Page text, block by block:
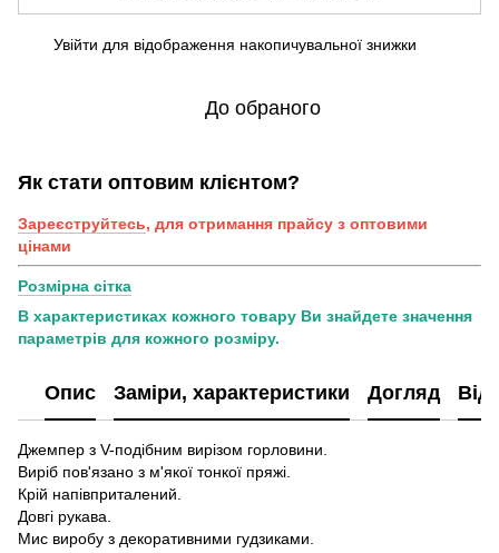
Увійти для відображення накопичувальної знижки
До обраного
Як стати оптовим клієнтом?
Зареєструйтесь, для отримання прайсу з оптовими
цінами
Розмірна сітка
В характеристиках кожного товару Ви знайдете значення
параметрів для кожного розміру.
Опис Заміри, характеристики Догляд
Джемпер з V-подібним вирізом горловини.
Виріб пов'язано з м'якої тонкої пряжі.
Крій напівприталений.
Довгі рукава.
Мис виробу з декоративними гудзиками.